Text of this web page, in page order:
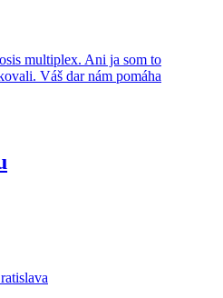
multiplex. Ani ja som to
Váš dar nám pomáha